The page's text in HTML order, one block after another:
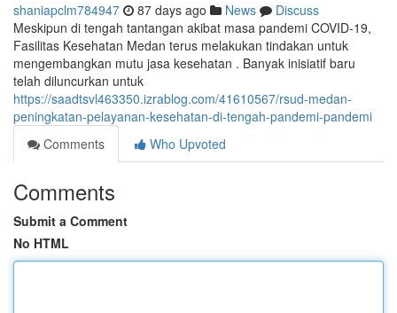
shaniapclm784947 87 days ago News
Discuss
Meskipun di tengah tantangan akibat masa pandemi COVID-19,
Fasilitas Kesehatan Medan terus melakukan tindakan untuk
mengembangkan mutu jasa kesehatan . Banyak inisiatif baru
telah diluncurkan untuk
https://saadtsvl463350.izrablog.com/41610567/rsud-medan-
peningkatan-pelayanan-kesehatan-di-tengah-pandemi-pandemi
Comments
Who Upvoted
Comments
Submit a Comment
No HTML